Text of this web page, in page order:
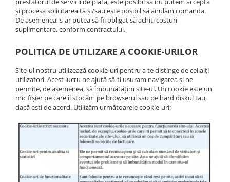
și procesa solicitarea ta și/sau este posibil să anulam comanda.
De asemenea, s-ar putea să fii obligat să achiti costuri
suplimentare, conform contractului.
POLITICA DE UTILIZARE A COOKIE-URILOR
Site-ul nostru utilizează cookie-uri pentru a te distinge de ceilalți
utilizatori. Acest lucru ne ajută să-ti usuram navigarea și ne
permite, de asemenea, să îmbunătățim site-ul. Un cookie este un
mic fișier pe care îl stocăm pe browserul sau pe hard diskul tau,
dacă esti de acord. Utilizăm următoarele cookie-uri: